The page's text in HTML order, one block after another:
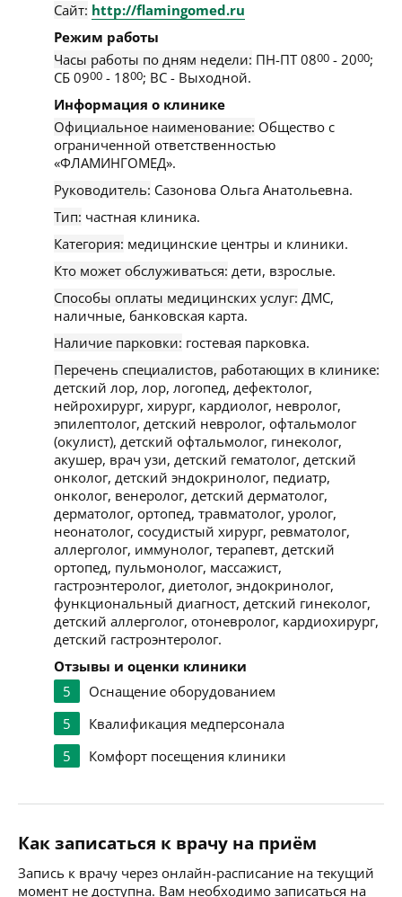
Сайт: http://flamingomed.ru
Режим работы
Часы работы по дням недели: ПН-ПТ 0800 - 2000;
СБ 0900 - 1800; ВС - Выходной.
Информация о клинике
Официальное наименование: Общество с
ограниченной ответственностью
«ФЛАМИНГОМЕД».
Руководитель: Сазонова Ольга Анатольевна.
Тип: частная клиника.
Категория: медицинские центры и клиники.
Кто может обслуживаться: дети, взрослые.
Способы оплаты медицинских услуг: ДМС,
наличные, банковская карта.
Наличие парковки: гостевая парковка.
Перечень специалистов, работающих в клинике:
детский лор, лор, логопед, дефектолог,
нейрохирург, хирург, кардиолог, невролог,
эпилептолог, детский невролог, офтальмолог
(окулист), детский офтальмолог, гинеколог,
акушер, врач узи, детский гематолог, детский
онколог, детский эндокринолог, педиатр,
онколог, венеролог, детский дерматолог,
дерматолог, ортопед, травматолог, уролог,
неонатолог, сосудистый хирург, ревматолог,
аллерголог, иммунолог, терапевт, детский
ортопед, пульмонолог, массажист,
гастроэнтеролог, диетолог, эндокринолог,
функциональный диагност, детский гинеколог,
детский аллерголог, отоневролог, кардиохирург,
детский гастроэнтеролог.
Отзывы и оценки клиники
5
Оснащение оборудованием
5
Квалификация медперсонала
5
Комфорт посещения клиники
Как записаться к врачу на приём
Запись к врачу через онлайн-расписание на текущий
момент не доступна. Вам необходимо записаться на